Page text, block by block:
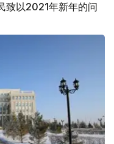
致以2021年新年的问